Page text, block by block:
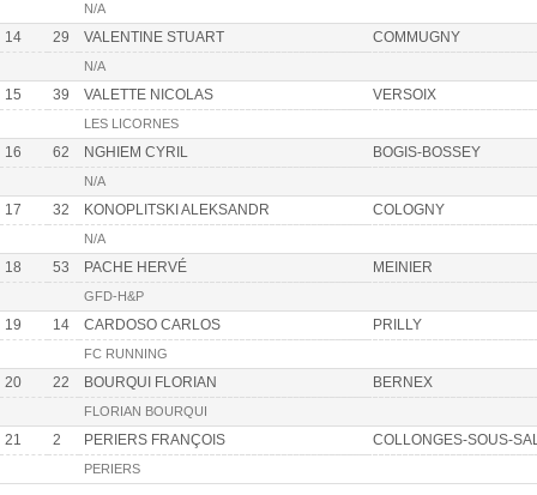
N/A
14 29 VALENTINE STUART COMMUGNY
N/A
15 39 VALETTE NICOLAS VERSOIX
LES LICORNES
16 62 NGHIEM CYRIL BOGIS-BOSSEY
N/A
17 32 KONOPLITSKI ALEKSANDR COLOGNY
N/A
18 53 PACHE HERVÉ MEINIER
GFD-H&P
19 14 CARDOSO CARLOS PRILLY
FC RUNNING
20 22 BOURQUI FLORIAN BERNEX
FLORIAN BOURQUI
21 2 PERIERS FRANÇOIS COLLONGES-SOUS-
PERIERS